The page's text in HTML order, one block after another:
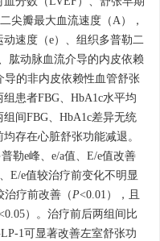
尖瓣最大血流速度（A），
速度（e）、组织多普勒二
肱动脉血流介导的内皮依赖
的非内皮依赖性血管舒张
患者FBG、HbA1c水平均
间FBG、HbA1c差异无统
存在心脏舒张功能减退。
勒e峰、e/a值、E/e值改善
E/e值较治疗前变化不明显
治疗前改善（P<0.01），且
）。治疗前后两组间比
1可显著改善左室舒张功